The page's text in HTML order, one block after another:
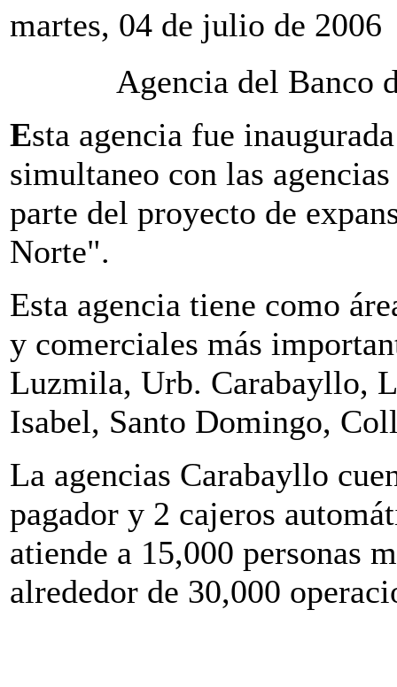
martes, 04 de julio de 2006
Agencia del Banco
Esta agencia fue
simultaneo con las
parte del proyecto de
Norte".
Esta agencia tiene como
y comerciales más
Luzmila, Urb. Carabayllo,
Isabel, Santo Domingo,
La agencias Carabayllo
pagador y 2 cajeros
atiende a 15,000 personas
alrededor de 30,000